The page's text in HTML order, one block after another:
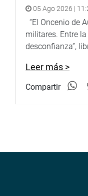
05 Ago 2026 |
“El Oncenio de
militares. Entre
desconfianza”,
Leer más >
Compartir